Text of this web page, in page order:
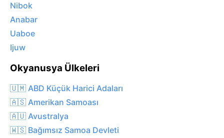
Nibok
Anabar
Uaboe
Ijuw
Okyanusya Ülkeleri
🇺🇲 ABD Küçük Harici Adaları
🇦🇸 Amerikan Samoası
🇦🇺 Avustralya
🇼🇸 Bağımsız Samoa Devleti